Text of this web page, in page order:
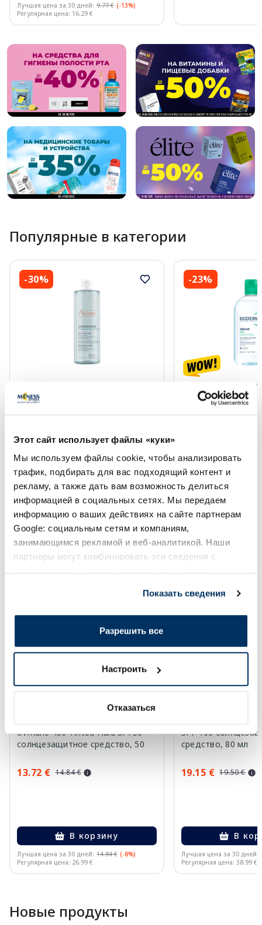
Этот сайт использует файлы «куки»
Мы используем файлы cookie, чтобы анализировать
трафик, подбирать для вас подходящий контент и
рекламу, а также дать вам возможность делиться
информацией в социальных сетях. Мы передаем
информацию о ваших действиях на сайте партнерам
Google: социальным сетям и компаниям,
занимающимся рекламой и веб-аналитикой. Наши
партнеры могут комбинировать эти сведения с
Показать сведения
Разрешить все
Настроить
Отказаться
Лучшая цена за 30 дней: 9.77 € (-13%)
Регулярная цена: 16.29 €
Популярные в категории
-30%
вода, 400 мл
16.65 € 23.79 €
В корзину
Регулярная цена: 23.79 €
-23%
BIODERMA Sebium
мицеллярная
Лучшая цена за 30 дней:
Page 1 of 10
Солнечная защита летом ☀️
Более...
UVmune 400 Tinted Fluid SPF50+
солнцезащитное средство, 50
13.72 € 14.84 €
В корзину
Лучшая цена за 30 дней: 14.84 € (-8%)
Регулярная цена: 26.99 €
SPF 100
средство, 80 мл
19.15 € 19.50 €
В
Лучшая цена за 30 дней:
Регулярная цена: 38.99 €
Новые продукты